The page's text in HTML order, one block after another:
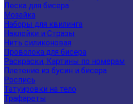
Леска для бисера
Мозайка
Наборы для квилинга
Наклейки и Стразы
Нить силиконовая
Проволока для бисера
Раскраски, Картины по номерам
Плетение из бусин и бисера
Роспись
Татуировки на тело
Трафареты